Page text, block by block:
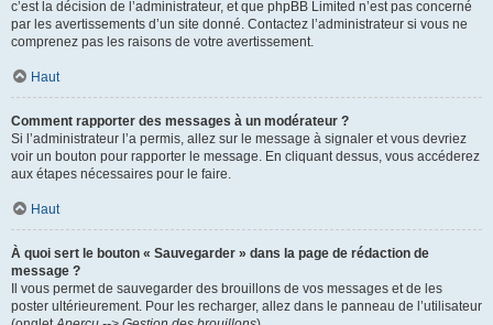
c’est la décision de l’administrateur, et que phpBB Limited n’est pas concerné
par les avertissements d’un site donné. Contactez l’administrateur si vous ne
comprenez pas les raisons de votre avertissement.
Haut
Comment rapporter des messages à un modérateur ?
Si l’administrateur l’a permis, allez sur le message à signaler et vous devriez
voir un bouton pour rapporter le message. En cliquant dessus, vous accéderez
aux étapes nécessaires pour le faire.
Haut
À quoi sert le bouton « Sauvegarder » dans la page de rédaction de
message ?
Il vous permet de sauvegarder des brouillons de vos messages et de les
poster ultérieurement. Pour les recharger, allez dans le panneau de l’utilisateur